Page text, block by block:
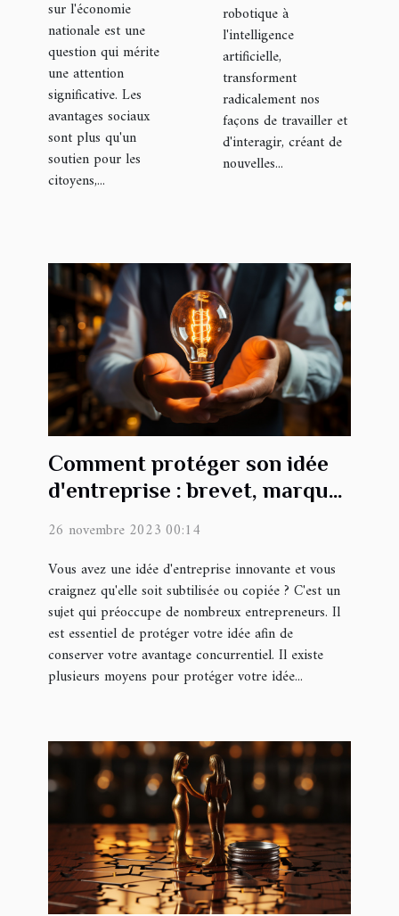
sur l'économie
nationale est une
question qui mérite
une attention
significative. Les
avantages sociaux
sont plus qu'un
soutien pour les
citoyens,...
robotique à
l'intelligence
artificielle,
transforment
radicalement nos
façons de travailler et
d'interagir, créant de
nouvelles...
Comment protéger son idée
d'entreprise : brevet, marque
26 novembre 2023 00:14
Vous avez une idée d'entreprise innovante et vous
craignez qu'elle soit subtilisée ou copiée ? C'est un
sujet qui préoccupe de nombreux entrepreneurs. Il
est essentiel de protéger votre idée afin de
conserver votre avantage concurrentiel. Il existe
plusieurs moyens pour protéger votre idée...